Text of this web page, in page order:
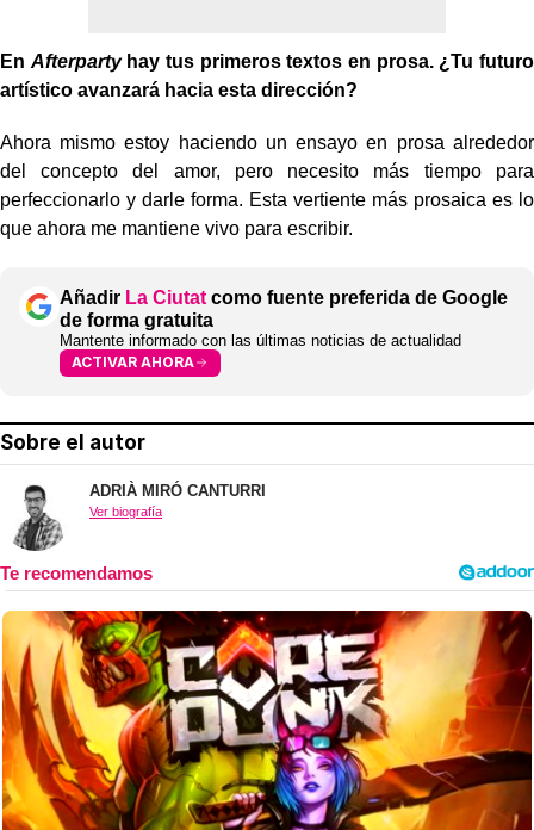
En Afterpartyhay tus primeros textos en prosa. ¿Tu futuro
artístico avanzará hacia esta dirección?
Ahora mismo estoy haciendo un ensayo en prosa alrededor
del concepto del amor, pero necesito más tiempo para
perfeccionarlo y darle forma. Esta vertiente más prosaica es lo
que ahora me mantiene vivo para escribir.
Añadir La Ciutat como fuente preferida de Google
de forma gratuita
Mantente informado con las últimas noticias de actualidad
ACTIVAR AHORA
Sobre el autor
ADRIÀ MIRÓ CANTURRI
Ver biografía